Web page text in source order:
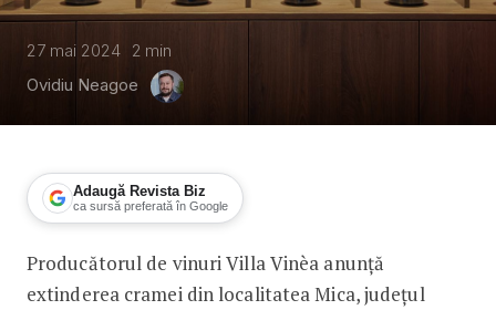
27 mai 2024 2 min
Ovidiu Neagoe
Adaugă Revista Biz
ca sursă preferată în Google
Villa Vinea, investiție de 2 milioane
Producătorul de vinuri Villa Vinèa anunță
extinderea cramei din localitatea Mica, județul